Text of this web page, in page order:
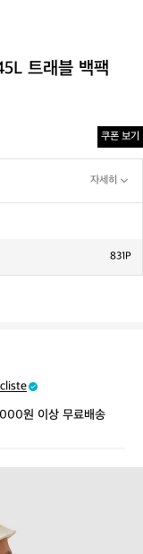
트래블 백팩
쿠폰 보기
자세히
831P
원 이상 무료배송